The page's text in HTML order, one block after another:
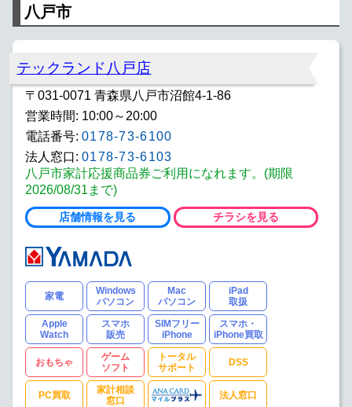
八戸市
テックランド八戸店
〒031-0071 青森県八戸市沼館4-1-86
営業時間: 10:00～20:00
電話番号: 0178-73-6100
法人窓口: 0178-73-6103
八戸市家計応援商品券ご利用になれます。(期限
2026/08/31まで)
店舗情報を見る チラシを見る
家電
Windows
パソコン
Mac
パソコン
iPad
取扱
Apple
Watch
スマホ
販売
SIMフリー
iPhone
スマホ・
iPhone買取
おもちゃ
ゲーム
ソフト
トータル
サポート
DSS
PC買取
家計相談
窓口
法人窓口